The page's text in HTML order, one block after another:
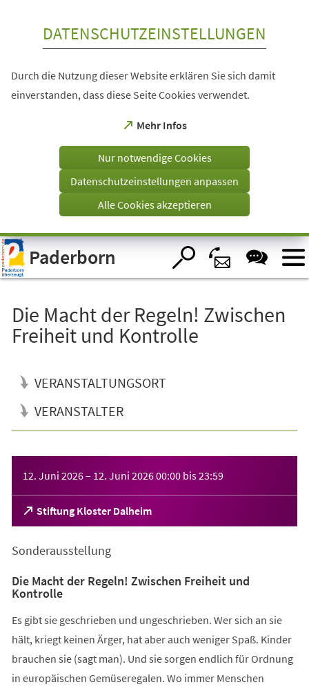
Visuelle
Assistenzsoftware
öffnen.
DATENSCHUTZEINSTELLUNGEN
Durch die Nutzung dieser Website erklären Sie sich damit
einverstanden, dass diese Seite Cookies verwendet.
Mehr Infos
(Öffnet
einem
Tab)
Nur notwendige Cookies
Datenschutzeinstellungen anpassen
Alle Cookies akzeptieren
Paderborn
Die Macht der Regeln! Zwischen
Freiheit und Kontrolle
VERANSTALTUNGSORT
VERANSTALTER
12. Juni 2026– 12. Juni 202600:00 bis23:59
Stiftung Kloster Dalheim
(Öffnet
in
neuen
Sonderausstellung
Die Macht der Regeln! Zwischen Freiheit und
Kontrolle
Es gibt sie geschrieben und ungeschrieben. Wer sich an sie
hält, kriegt keinen Ärger, hat aber auch weniger Spaß. Kinder
brauchen sie (sagt man). Und sie sorgen endlich für Ordnung
in europäischen Gemüseregalen. Wo immer Menschen